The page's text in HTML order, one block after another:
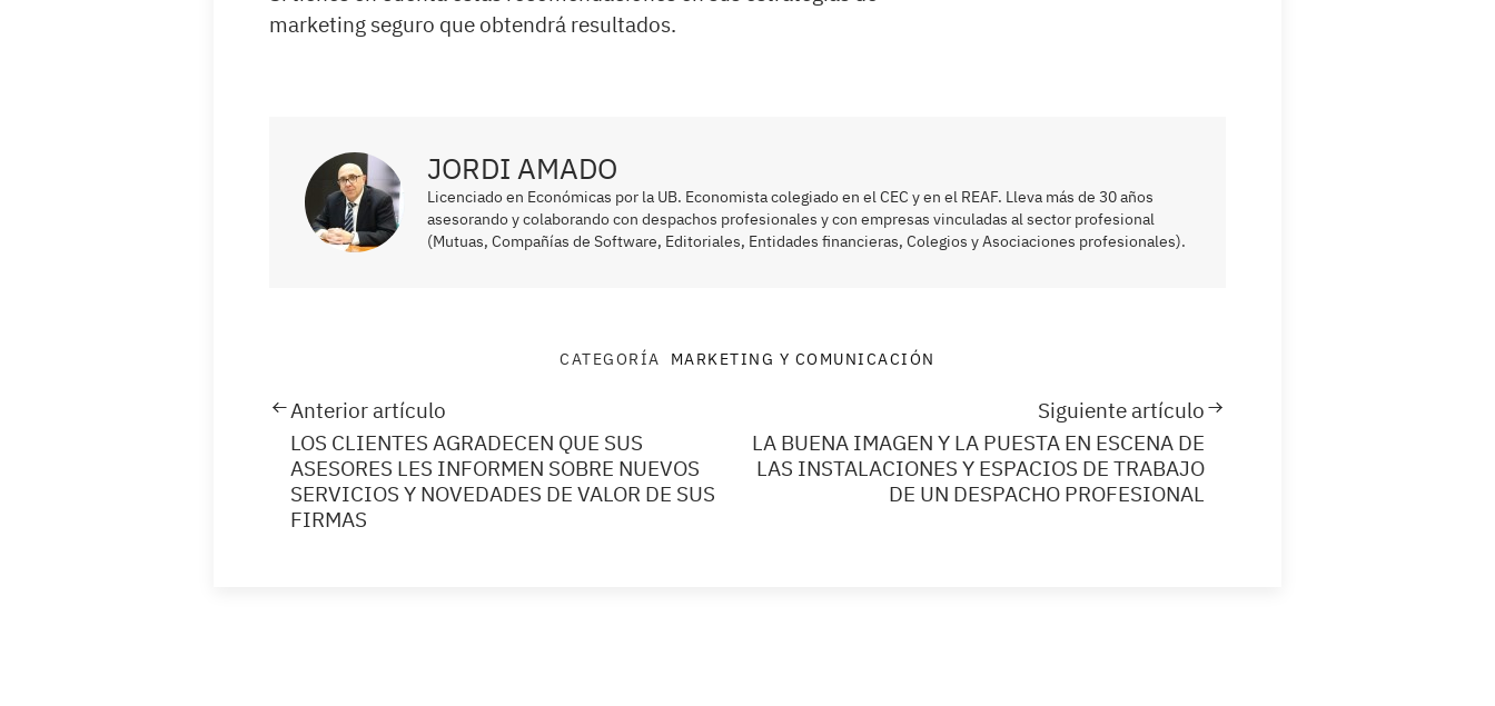
marketing seguro que obtendrá resultados.
JORDI AMADO
Licenciado en Económicas por la UB. Economista colegiado en el CEC y en el REAF. Lleva más de 30 años
asesorando y colaborando con despachos profesionales y con empresas vinculadas al sector profesional
(Mutuas, Compañías de Software, Editoriales, Entidades financieras, Colegios y Asociaciones profesionales).
CATEGORÍA MARKETING Y COMUNICACIÓN
Anterior artículo
LOS CLIENTES AGRADECEN QUE SUS
ASESORES LES INFORMEN SOBRE NUEVOS
SERVICIOS Y NOVEDADES DE VALOR DE SUS
FIRMAS
Siguiente artículo
LA BUENA IMAGEN Y LA PUESTA EN ESCENA DE
LAS INSTALACIONES Y ESPACIOS DE TRABAJO
DE UN DESPACHO PROFESIONAL